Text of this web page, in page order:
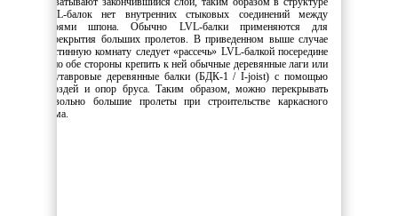
LVL-балок нет внутренних стыковых соединений между
слоями шпона. Обычно LVL-балки применяются для
перекрытия больших пролетов. В приведенном выше случае
гостинную комнату следует «рассечь» LVL-балкой посередине
и по обе стороны крепить к ней обычные деревянные лаги или
двутавровые деревянные балки (БДК-1 / I-joist) с помощью
гвоздей и опор бруса. Таким образом, можно перекрывать
довольно большие пролеты при строительстве каркасного
дома.